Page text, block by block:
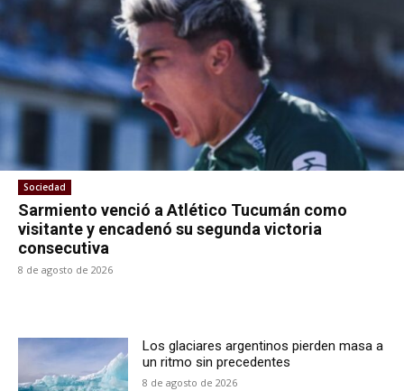
Sociedad
Sarmiento venció a Atlético Tucumán como
visitante y encadenó su segunda victoria
consecutiva
8 de agosto de 2026
Los glaciares argentinos pierden masa a
un ritmo sin precedentes
8 de agosto de 2026